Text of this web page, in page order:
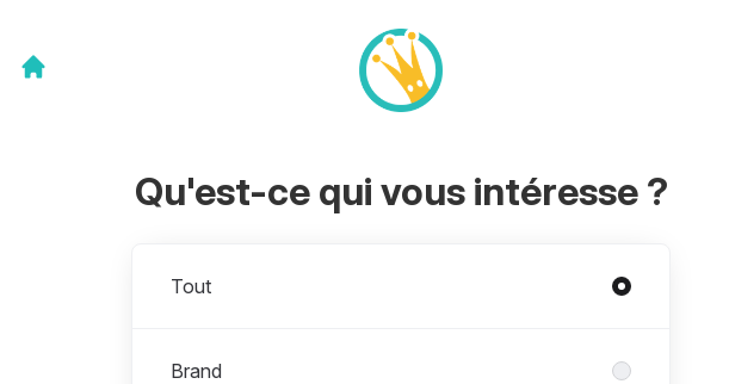
Qu'est-ce qui vous intéresse ?
Tout
Brand